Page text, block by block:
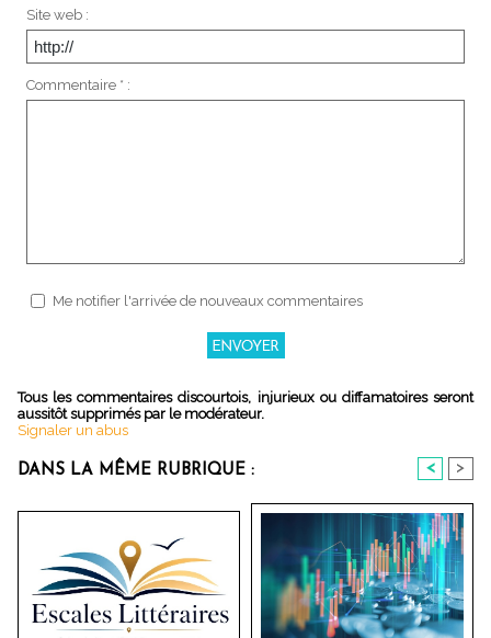
Site web :
Commentaire * :
Me notifier l'arrivée de nouveaux commentaires
Tous les commentaires discourtois, injurieux ou diffamatoires seront
aussitôt supprimés par le modérateur.
Signaler un abus
DANS LA MÊME RUBRIQUE : < >